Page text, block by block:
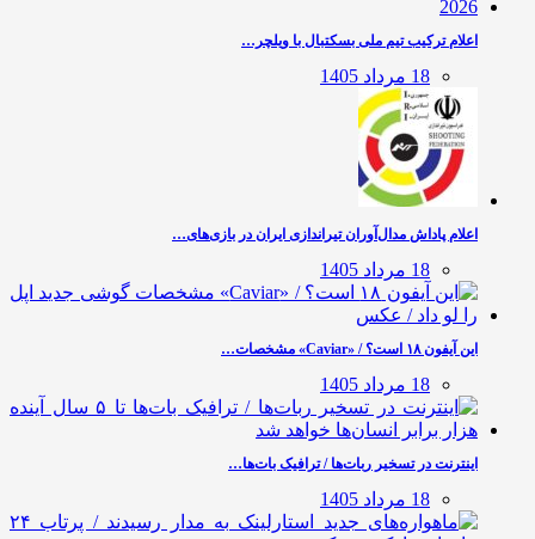
اعلام ترکیب تیم ملی بسکتبال با ویلچر…
18 مرداد 1405
اعلام پاداش مدال‌آوران تیراندازی ایران در بازی‌های…
18 مرداد 1405
این آیفون ۱۸ است؟ / «Caviar» مشخصات…
18 مرداد 1405
اینترنت در تسخیر ربات‌ها / ترافیک بات‌ها…
18 مرداد 1405